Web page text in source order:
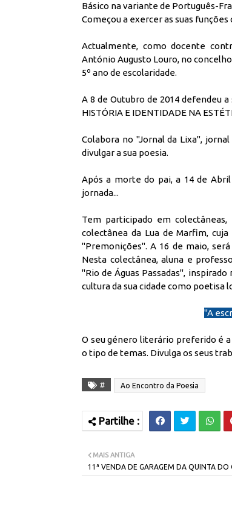
Básico na variante de Português-
Começou a exercer as suas
Actualmente, como docente
António Augusto Louro, no
5º ano de escolaridade.
A 8 de Outubro de 2014 defendeu
HISTÓRIA E IDENTIDADE NA
Colabora no ''Jornal da Lixa'',
divulgar a sua poesia.
Após a morte do pai, a 14 de
jornada...
Tem participado em
colectânea da Lua de Marfim,
''Premonições''. A 16 de maio,
Nesta colectânea, aluna e
''Rio de Águas Passadas'',
cultura da sua cidade como poetisa
''A
O seu género literário preferido é
o tipo de temas. Divulga os seus
# Ao Encontro da Poesia
MAIS ANTIGA
11ª VENDA DE GARAGEM DA QUINTA DO